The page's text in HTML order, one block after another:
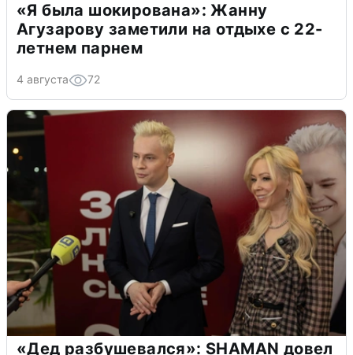
«Я была шокирована»: Жанну
Агузарову заметили на отдыхе с 22-
летнем парнем
4 августа 72
«Дед разбушевался»: SHAMAN довел